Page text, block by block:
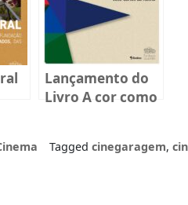
Lançamento do
Livro A cor como
modelos
Tagged cinegaragem,